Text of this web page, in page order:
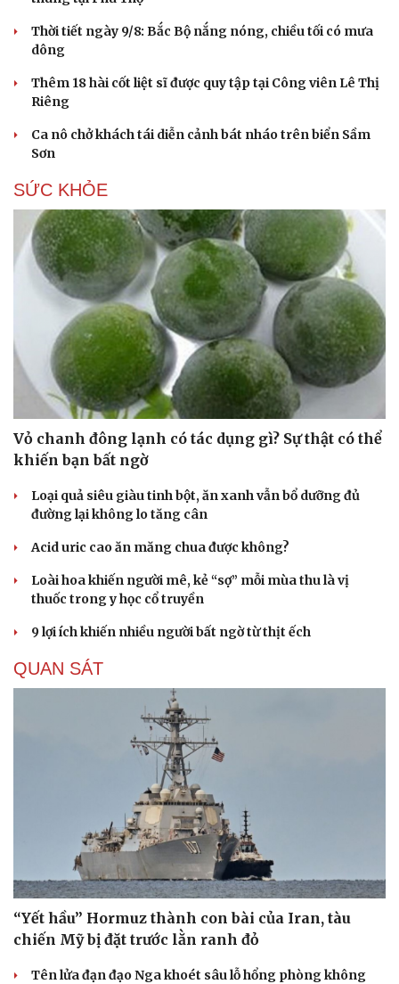
Câu chuyện thời sự
Đọc truyện đêm khuya
Hạt giống tâm hồn
Thời tiết ngày 9/8: Bắc Bộ nắng nóng, chiều tối có mưa
dông
Thêm 18 hài cốt liệt sĩ được quy tập tại Công viên Lê Thị
Riêng
Ca nô chở khách tái diễn cảnh bát nháo trên biển Sầm
Sơn
SỨC KHỎE
Vỏ chanh đông lạnh có tác dụng gì? Sự thật có thể
khiến bạn bất ngờ
Loại quả siêu giàu tinh bột, ăn xanh vẫn bổ dưỡng đủ
đường lại không lo tăng cân
Acid uric cao ăn măng chua được không?
Loài hoa khiến người mê, kẻ “sợ” mỗi mùa thu là vị
thuốc trong y học cổ truyền
9 lợi ích khiến nhiều người bất ngờ từ thịt ếch
QUAN SÁT
“Yết hầu” Hormuz thành con bài của Iran, tàu
chiến Mỹ bị đặt trước lằn ranh đỏ
Tên lửa đạn đạo Nga khoét sâu lỗ hổng phòng không